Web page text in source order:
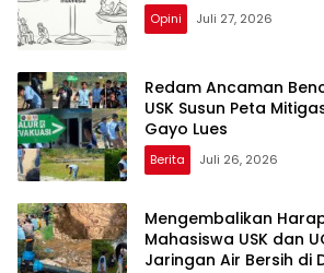
Opini Juli 27, 2026
Redam Ancaman
USK Susun Peta
Gayo Lues
Berita Juli 26, 2026
Mengembalikan
Mahasiswa USK dan
Jaringan Air Bersih di